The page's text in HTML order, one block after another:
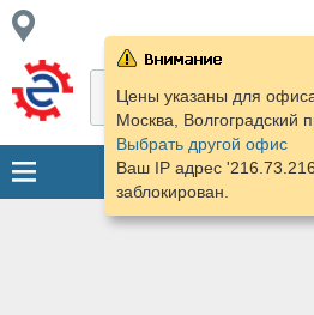
Цены указаны для офиса
Москва, Волгоградский
Выбрать другой офис
Ваш IP адрес
заблокирован.